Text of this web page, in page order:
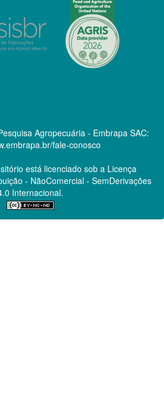
Agropecuária - Embrapa SAC:
fale-conosco
está licenciado sob a Licença
- NãoComercial - SemDerivações
Internacional.